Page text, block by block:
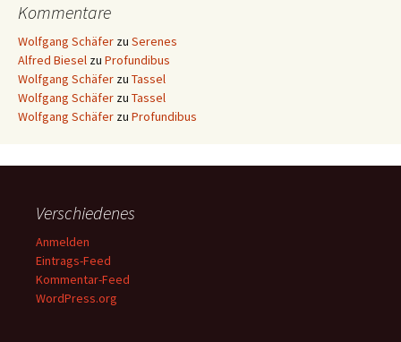
Kommentare
Wolfgang Schäfer zu Serenes
Alfred Biesel zu Profundibus
Wolfgang Schäfer zu Tassel
Wolfgang Schäfer zu Tassel
Wolfgang Schäfer zu Profundibus
Verschiedenes
Anmelden
Eintrags-Feed
Kommentar-Feed
WordPress.org